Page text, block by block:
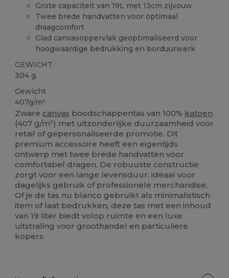
Grote capaciteit van 19L met 13cm zijvouw
Twee brede handvatten voor optimaal
draagcomfort
Glad canvasoppervlak geoptimaliseerd voor
hoogwaardige bedrukking en borduurwerk
GEWICHT
304 g.
Gewicht
407g/m²
Zware canvas boodschappentas van 100% katoen
(407 g/m²) met uitzonderlijke duurzaamheid voor
retail of gepersonaliseerde promotie. Dit
premium accessoire heeft een eigentijds
ontwerp met twee brede handvatten voor
comfortabel dragen. De robuuste constructie
zorgt voor een lange levensduur, ideaal voor
dagelijks gebruik of professionele merchandise.
Of je de tas nu blanco gebruikt als minimalistisch
item of laat bedrukken, deze tas met een inhoud
van 19 liter biedt volop ruimte en een luxe
uitstraling voor groothandel en particuliere
kopers.